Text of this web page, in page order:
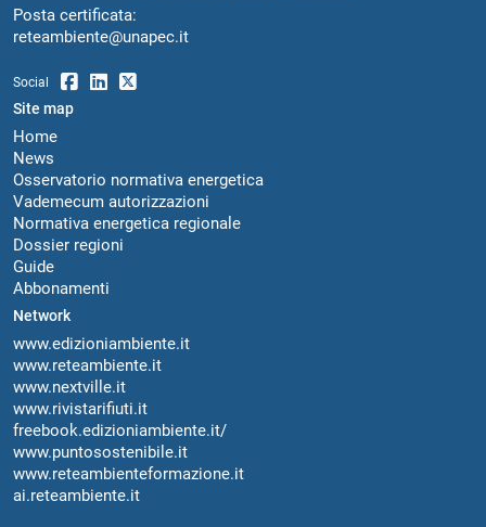
Posta certificata:
reteambiente@unapec.it
Social
Site map
Home
News
Osservatorio normativa energetica
Vademecum autorizzazioni
Normativa energetica regionale
Dossier regioni
Guide
Abbonamenti
Network
www.edizioniambiente.it
www.reteambiente.it
www.nextville.it
www.rivistarifiuti.it
freebook.edizioniambiente.it/
www.puntosostenibile.it
www.reteambienteformazione.it
ai.reteambiente.it